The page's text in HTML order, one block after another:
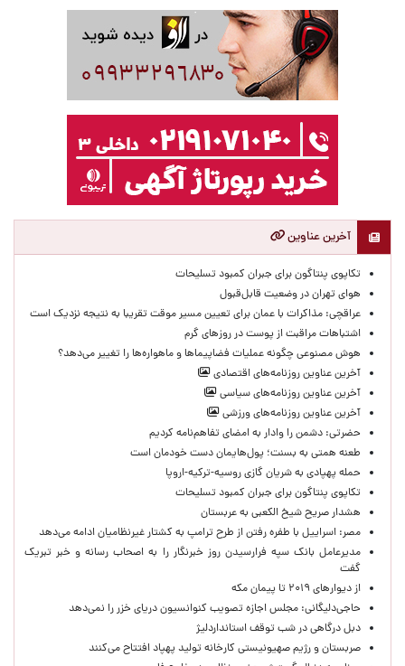
آخرین عناوین
تکاپوی پنتاگون برای جبران کمبود تسلیحات
هوای تهران در وضعیت قابل‌قبول
عراقچی: مذاکرات با عمان برای تعیین مسیر موقت تقریبا به نتیجه نزدیک است
اشتباهات مراقبت از پوست در روزهای گرم
هوش مصنوعی چگونه عملیات فضاپیماها و ماهواره‌ها را تغییر می‌دهد؟
آخرین عناوین روزنامه‌های اقتصادی
آخرین عناوین روزنامه‌های سیاسی
آخرین عناوین روزنامه‌های ورزشی
حضرتی: دشمن را وادار به امضای تفاهم‌نامه کردیم
طعنه همتی به بسنت؛ پول‌هایمان دست خودمان است
حمله پهپادی به شریان گازی روسیه-ترکیه-اروپا
تکاپوی پنتاگون برای جبران کمبود تسلیحات
هشدار صریح شیخ الکعبی به عربستان
مصر: اسراییل با طفره رفتن از طرح ترامپ به کشتار غیرنظامیان ادامه می‌دهد
مدیرعامل بانک سپه فرارسیدن روز خبرنگار را به اصحاب رسانه و خبر تبریک
گفت
از دیوارهای ۲۰۱۹ تا پیمان مکه
حاجی‌دلیگانی: مجلس اجازه تصویب کنوانسیون دریای خزر را نمی‌دهد
دبل درگاهی در شب توقف استانداردلیژ
صربستان و رژیم صهیونیستی کارخانه تولید پهپاد افتتاح می‌کنند